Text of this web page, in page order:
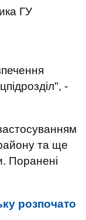
ГУ
-
та ще
Поранені
розпочато